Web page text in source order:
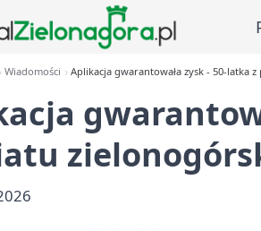
Wiadomości Aplikacja gwarantowała zysk - 50-latka